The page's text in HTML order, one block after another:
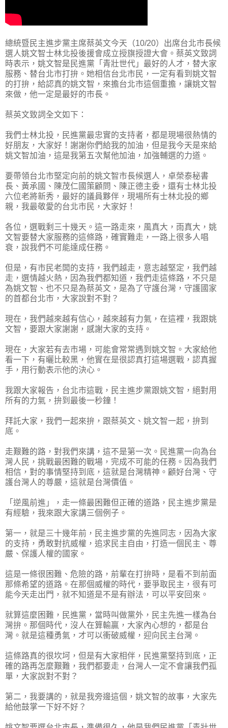
總統暨民主進步黨主席蔡英文今天（10/20）出席台北市長候
選人姚文智士林北投後援會成立授旗授證大會。蔡英文致詞
時表示，姚文智是民進黨「青壯世代」最好的人才，替大家
服務、替台北市打拚。她相信台北市民，一定有看到姚文智
的打拚，給認真的姚文智，來擔台北市這個重擔，讓姚文智
來做，他一定是最好的市長。
蔡英文致詞全文如下：
我們士林北投，民進黨最忠實的支持者，都是現場很熱情的
好朋友，大家好！謝謝你們給我的加油，但是我今天是來給
姚文智加油，這是我第五次幫他加油，加強輔選的力道。
要帶領台北市堅定向前的姚文智市長候選人，卓榮泰秘書
長、黃承國、陳茂仁國策顧問、陳正德主委，還有士林北投
六位老將新秀，最好的議員夥伴，現場所有士林北投的鄉
親，我最敬愛的台北市民，大家好！
各位，選戰剩三十幾天。這一路走來，風真大，雨真大，姚
文智要替大家服務的這條路，確實難走，一路上很多人唱
衰，說我們不可能達成任務。
但是，有市民老闆的支持，我們越走，意志越堅定，我們越
走，選情越火熱，因為我們都知道，我們走這條路，不只是
為姚文智、也不只是為蔡英文，是為了守護台灣，守護國家
的首都台北市，大家說對不對？
現在，我們越來越有信心，越來越有力氣，在這裡，我跟姚
文智，要跟大家謝謝，感謝大家的支持。
現在，大家若有去市場，可能會常常遇到姚文智。大家給他
看一下，有曬比較黑，他實在是很認真打這場選戰，認真握
手，用行動表示他的決心。
我跟大家報告，台北市這戰，民主進步黨跟姚文智，絕對用
所有的力氣，拚到最後一秒鐘！
拜託大家，我們一起來拚，跟蔡英文、姚文智一起，拚到
底。
走艱難的路，對我們來講，這不是第一次。民進黨一向為台
灣人民，挑戰最困難的戰場，完成不可能的任務。因為我們
相信，對的事情堅持到底，這就是台灣精神。顧好台灣、守
護台灣人的尊嚴，這就是台灣價值。
「逆風前進」，走一條最困難但正確的道路，民主進步黨是
有經驗，我來跟大家講三個例子。
第一，就是三十幾年前，民主進步黨的先進同志，因為大家
的支持，勇敢對抗威權，追求民主自由，打造一個民主、尊
嚴、保護人權的國家。
這是一條很困難、危險的路，前輩在打拚時，是看不到前面
那條希望的道路。在那個威權的時代，要爭取民主，很有可
能今天走出門，就不知道是不是有辦法，可以平安回來。
就算這麼困難，民進黨，當時叫做黨外，民主先進一樣為台
灣拚。那個時代，沒人在算輸贏，大家內心想的，都是台
灣。就是這種勇氣，才可以衝破威權，迎向民主台灣。
這條路真的很坎坷，但是有大家相伴，民進黨堅持到底，正
確的路再怎麼艱難，我們都要走，台灣人一定不會讓我們孤
單，大家說對不對？
第二，我要講的，就是我旁邊這個，姚文智的故事，大家先
給他鼓掌一下好不好？